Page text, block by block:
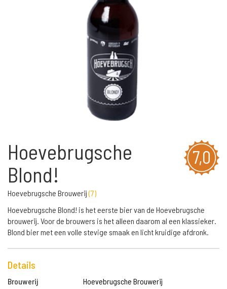
7,0
Hoevebrugsche
Blond!
Hoevebrugsche Brouwerij(7)
Hoevebrugsche Blond! is het eerste bier van de Hoevebrugsche
brouwerij. Voor de brouwers is het alleen daarom al een klassieker.
Blond bier met een volle stevige smaak en licht kruidige afdronk.
Details
Brouwerij
Hoevebrugsche Brouwerij